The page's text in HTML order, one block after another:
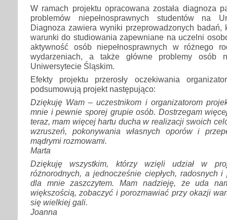
W ramach projektu opracowana została diagnoza
problemów niepełnosprawnych studentów na
Diagnoza zawiera wyniki przeprowadzonych badań,
warunki do studiowania zapewniane na uczelni
aktywność osób niepełnosprawnych w różnego
wydarzeniach, a także główne problemy osób
Uniwersytecie Śląskim.
Efekty projektu przerosły oczekiwania
podsumowują projekt następująco:
Dziękuję Wam – uczestnikom i organizatorom
mnie i pewnie sporej grupie osób. Dostrzegam
teraz, mam więcej hartu ducha w realizacji swoich
wzruszeń, pokonywania własnych oporów i
mądrymi rozmowami.
Marta
Dziękuję wszystkim, którzy wzięli udział w
różnorodnych, a jednocześnie ciepłych, radosnych i
dla mnie zaszczytem. Mam nadzieję, że uda
większością, zobaczyć i porozmawiać przy okazji
się wielkiej gali.
Joanna